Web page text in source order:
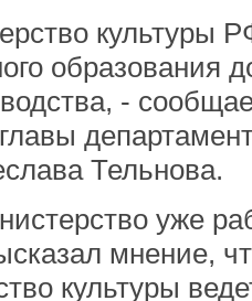
культуры
образования
-
Тельнова.
уже
мнение,
культуры